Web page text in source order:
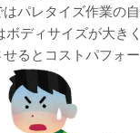
パレタイズ作業の
ボディサイズが大き
るとコストパフォー